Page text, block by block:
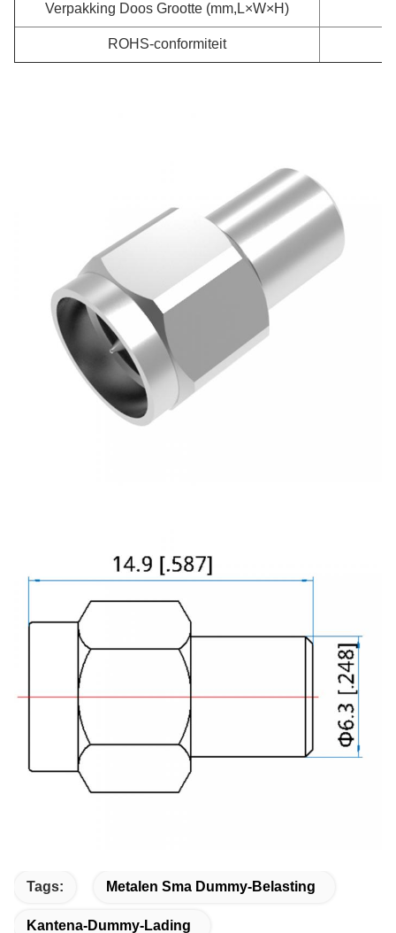
Verpakking Doos Grootte (mm,L×W×H)
ROHS-conformiteit
Tags: Metalen Sma Dummy-Belasting
Kantena-Dummy-Lading